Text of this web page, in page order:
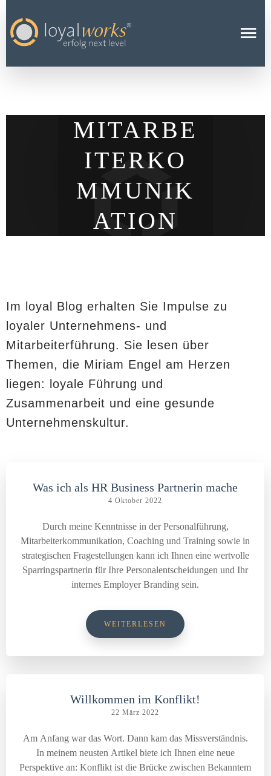
MITARBE
ITERKO
MMUNIK
ATION
Im loyal Blog erhalten Sie Impulse zu
loyaler Unternehmens- und
Mitarbeiterführung. Sie lesen über
Themen, die Miriam Engel am Herzen
liegen: loyale Führung und
Zusammenarbeit und eine gesunde
Unternehmenskultur.
Was ich als HR Business Partnerin mache
4 Oktober 2022
Durch meine Kenntnisse in der Personalführung,
Mitarbeiterkommunikation, Coaching und Training sowie in
strategischen Fragestellungen kann ich Ihnen eine wertvolle
Sparringspartnerin für Ihre Personalentscheidungen und Ihr
internes Employer Branding sein.
WEITERLESEN
Willkommen im Konflikt!
22 März 2022
Am Anfang war das Wort. Dann kam das Missverständnis.
In meinem neusten Artikel biete ich Ihnen eine neue
Perspektive an: Konflikt ist die Brücke zwischen Bekanntem